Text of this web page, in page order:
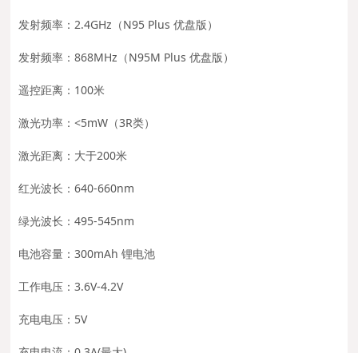
发射频率：2.4GHz（N95 Plus 优盘版）
发射频率：868MHz（N95M Plus 优盘版）
遥控距离：100米
激光功率：<5mW（3R类）
激光距离：大于200米
红光波长：640-660nm
绿光波长：495-545nm
电池容量：300mAh 锂电池
工作电压：3.6V-4.2V
充电电压：5V